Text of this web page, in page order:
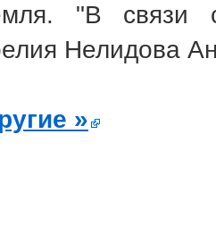
"В связи
Нелидова
»